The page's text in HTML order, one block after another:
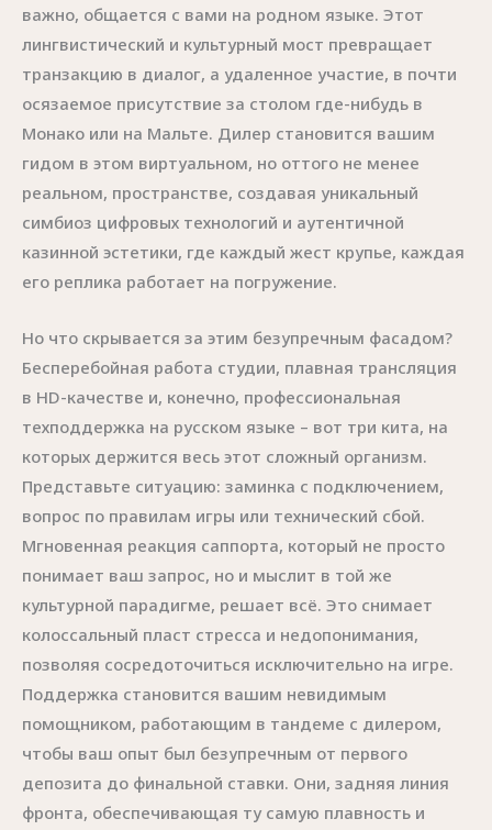
важно, общается с вами на родном языке. Этот
лингвистический и культурный мост превращает
транзакцию в диалог, а удаленное участие, в почти
осязаемое присутствие за столом где-нибудь в
Монако или на Мальте. Дилер становится вашим
гидом в этом виртуальном, но оттого не менее
реальном, пространстве, создавая уникальный
симбиоз цифровых технологий и аутентичной
казинной эстетики, где каждый жест крупье, каждая
его реплика работает на погружение.
Но что скрывается за этим безупречным фасадом?
Бесперебойная работа студии, плавная трансляция
в HD-качестве и, конечно, профессиональная
техподдержка на русском языке – вот три кита, на
которых держится весь этот сложный организм.
Представьте ситуацию: заминка с подключением,
вопрос по правилам игры или технический сбой.
Мгновенная реакция саппорта, который не просто
понимает ваш запрос, но и мыслит в той же
культурной парадигме, решает всё. Это снимает
колоссальный пласт стресса и недопонимания,
позволяя сосредоточиться исключительно на игре.
Поддержка становится вашим невидимым
помощником, работающим в тандеме с дилером,
чтобы ваш опыт был безупречным от первого
депозита до финальной ставки. Они, задняя линия
фронта, обеспечивающая ту самую плавность и